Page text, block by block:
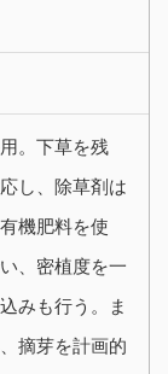
。下草を残
し、除草剤は
機肥料を使
、密植度を一
みも行う。ま
摘芽を計画的